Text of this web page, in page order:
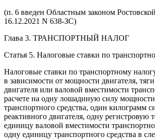
(п. 6 введен Областным законом
16.12.2021 N 638-ЗС)
Глава 3. ТРАНСПОРТНЫЙ НАЛОГ
Статья 5. Налоговые ставки по
Налоговые ставки по транспортному
в зависимости от мощности двигателя,
двигателя или валовой вместимости
расчете на одну лошадиную силу мощности
транспортного средства, один килограмм
реактивного двигателя, одну регистровую
единицу валовой вместимости
одну единицу транспортного средства в